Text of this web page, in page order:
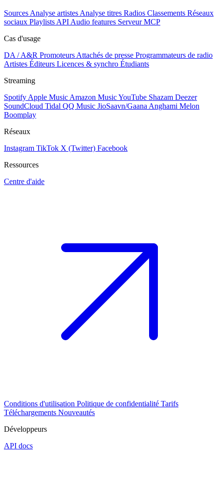
Sources Analyse artistes Analyse titres Radios Classements Réseaux
sociaux Playlists API Audio features Serveur MCP
Cas d'usage
DA / A&R Promoteurs Attachés de presse Programmateurs de radio
Artistes Éditeurs Licences & synchro Étudiants
Streaming
Spotify Apple Music Amazon MusicYouTube Shazam Deezer
SoundCloud Tidal QQ Music JioSaavn/Gaana Anghami Melon
Boomplay
Réseaux
Instagram TikTok X (Twitter) Facebook
Ressources
Centre d'aide
Conditions d'utilisation Politique de confidentialité Tarifs
Téléchargements Nouveautés
Développeurs
API docs